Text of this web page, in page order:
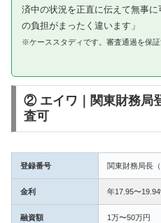
済中の状況を正直に伝えて無事
の負担がまったく違います」
※ケーススタディです。審査通過を保
② エイワ｜関東財務局
査可
登録番号 関東財務局長
金利 年17.95〜
融資額 1万〜50万円